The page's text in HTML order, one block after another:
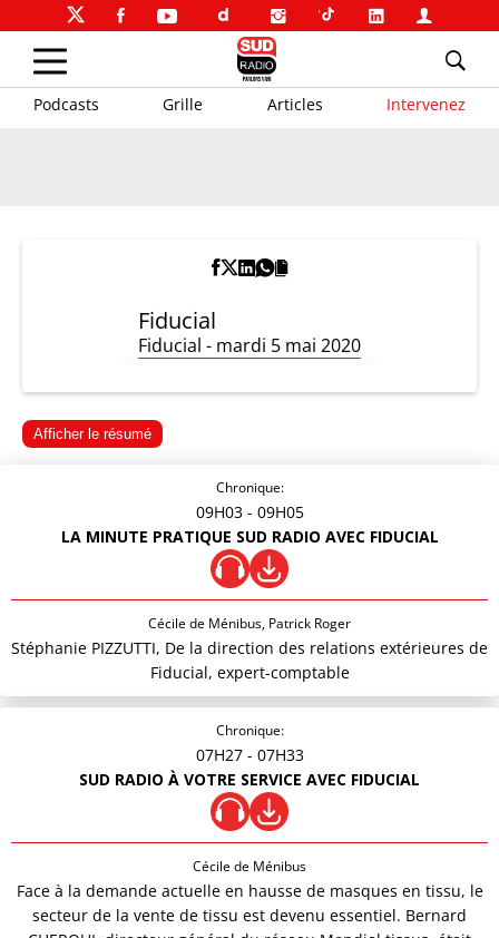
Podcasts Grille Articles Intervenez
Fiducial
Fiducial - mardi 5 mai 2020
Afficher le résumé
Chronique:
09H03 - 09H05
LA MINUTE PRATIQUE SUD RADIO AVEC FIDUCIAL
Cécile de Ménibus, Patrick Roger
Stéphanie PIZZUTTI, De la direction des relations extérieures de
Fiducial, expert-comptable
Chronique:
07H27 - 07H33
SUD RADIO À VOTRE SERVICE AVEC FIDUCIAL
Cécile de Ménibus
Face à la demande actuelle en hausse de masques en tissu, le
secteur de la vente de tissu est devenu essentiel. Bernard